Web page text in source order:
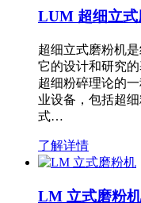
LUM 超细立式
超细立式磨粉机
它的设计和研究
超细粉碎理论的
业设备，包括超
式…
了解详情
LM 立式磨粉机